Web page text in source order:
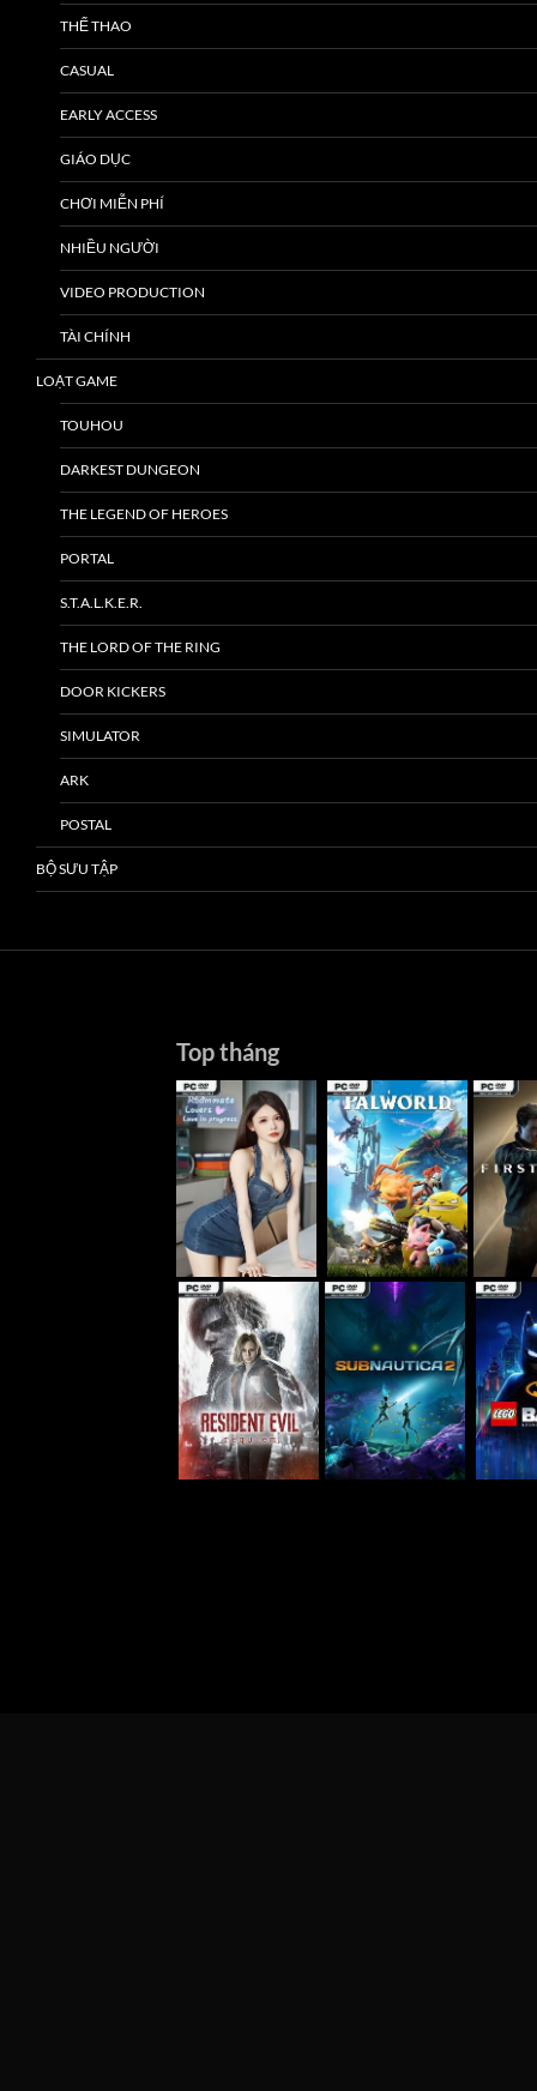
THỂ THAO
CASUAL
EARLY ACCESS
GIÁO DỤC
CHƠI MIỄN PHÍ
NHIỀU NGƯỜI
VIDEO PRODUCTION
TÀI CHÍNH
LOẠT GAME
TOUHOU
DARKEST DUNGEON
THE LEGEND OF HEROES
PORTAL
S.T.A.L.K.E.R.
THE LORD OF THE RING
DOOR KICKERS
SIMULATOR
ARK
POSTAL
BỘ SƯU TẬP
Top tháng